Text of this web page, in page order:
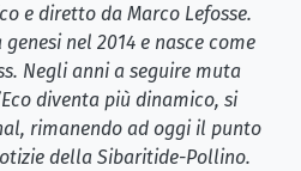
e diretto da Marco Lefosse.
nel 2014 e nasce come
Negli anni a seguire muta
diventa più dinamico, si
rimanendo ad oggi il punto
della Sibaritide-Pollino.